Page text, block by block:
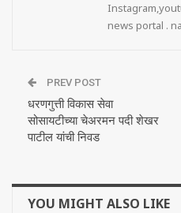
news portal .
PREV POST
धरणगुत्ती विकास सेवा
सोसायटीच्या चेअरमन पदी शेखर
पाटील यांची निवड
YOU MIGHT ALSO LIKE